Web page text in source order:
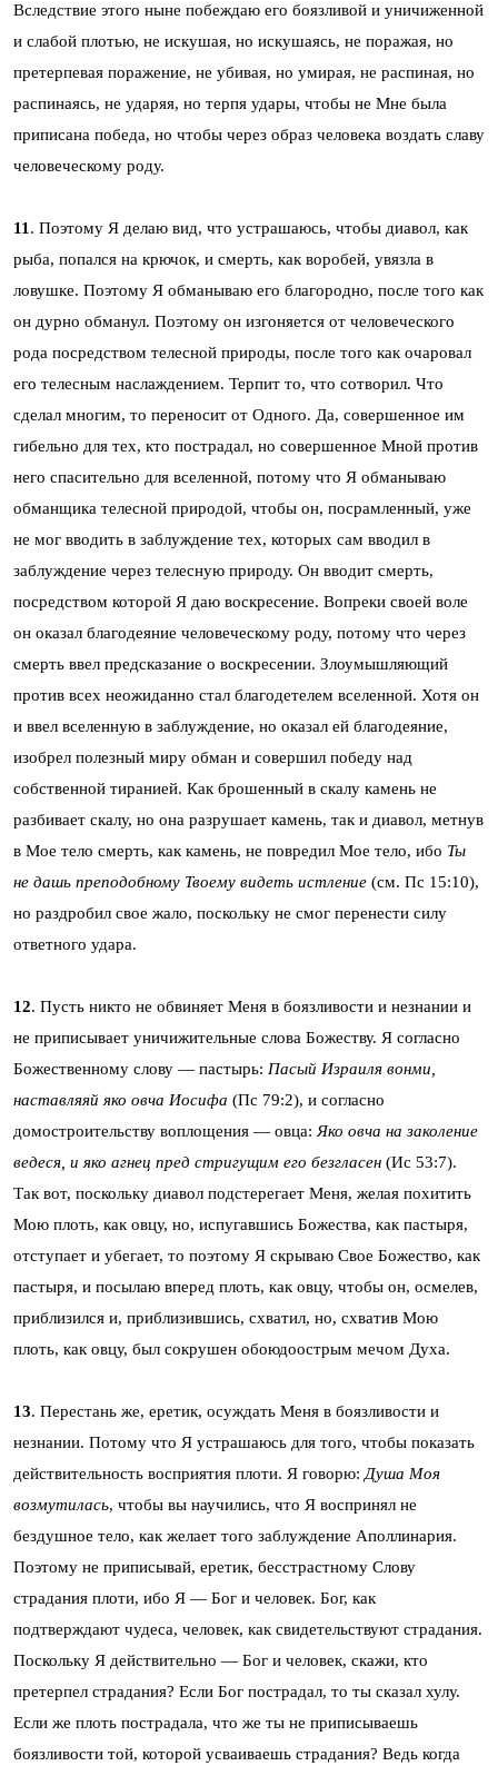
Вследствие этого ныне побеждаю его боязливой и уничиженной
и слабой плотью, не искушая, но искушаясь, не поражая, но
претерпевая поражение, не убивая, но умирая, не распиная, но
распинаясь, не ударяя, но терпя удары, чтобы не Мне была
приписана победа, но чтобы через образ человека воздать славу
человеческому роду.
11. Поэтому Я делаю вид, что устрашаюсь, чтобы диавол, как
рыба, попался на крючок, и смерть, как воробей, увязла в
ловушке. Поэтому Я обманываю его благородно, после того как
он дурно обманул. Поэтому он изгоняется от человеческого
рода посредством телесной природы, после того как очаровал
его телесным наслаждением. Терпит то, что сотворил. Что
сделал многим, то переносит от Одного. Да, совершенное им
гибельно для тех, кто пострадал, но совершенное Мной против
него спасительно для вселенной, потому что Я обманываю
обманщика телесной природой, чтобы он, посрамленный, уже
не мог вводить в заблуждение тех, которых сам вводил в
заблуждение через телесную природу. Он вводит смерть,
посредством которой Я даю воскресение. Вопреки своей воле
он оказал благодеяние человеческому роду, потому что через
смерть ввел предсказание о воскресении. Злоумышляющий
против всех неожиданно стал благодетелем вселенной. Хотя он
и ввел вселенную в заблуждение, но оказал ей благодеяние,
изобрел полезный миру обман и совершил победу над
собственной тиранией. Как брошенный в скалу камень не
разбивает скалу, но она разрушает камень, так и диавол, метнув
в Мое тело смерть, как камень, не повредил Мое тело, ибо Ты
не дашь преподобному Твоему видеть истление (см. Пс 15:10),
но раздробил свое жало, поскольку не смог перенести силу
ответного удара.
12. Пусть никто не обвиняет Меня в боязливости и незнании и
не приписывает уничижительные слова Божеству. Я согласно
Божественному слову — пастырь: Пасый Израиля вонми,
наставляяй яко овча Иосифа (Пс 79:2), и согласно
домостроительству воплощения — овца:Яко овча на заколение
ведеся, и яко агнец пред стригущим его безгласен (Ис 53:7).
Так вот, поскольку диавол подстерегает Меня, желая похитить
Мою плоть, как овцу, но, испугавшись Божества, как пастыря,
отступает и убегает, то поэтому Я скрываю Свое Божество, как
пастыря, и посылаю вперед плоть, как овцу, чтобы он, осмелев,
приблизился и, приблизившись, схватил, но, схватив Мою
плоть, как овцу, был сокрушен обоюдоострым мечом Духа.
13. Перестань же, еретик, осуждать Меня в боязливости и
незнании. Потому что Я устрашаюсь для того, чтобы показать
действительность восприятия плоти. Я говорю:Душа Моя
возмутилась, чтобы вы научились, что Я воспринял не
бездушное тело, как желает того заблуждение Аполлинария.
Поэтому не приписывай, еретик, бесстрастному Слову
страдания плоти, ибо Я — Бог и человек. Бог, как
подтверждают чудеса, человек, как свидетельствуют страдания.
Поскольку Я действительно — Бог и человек, скажи, кто
претерпел страдания? Если Бог пострадал, то ты сказал хулу.
Если же плоть пострадала, что же ты не приписываешь
боязливости той, которой усваиваешь страдания? Ведь когда